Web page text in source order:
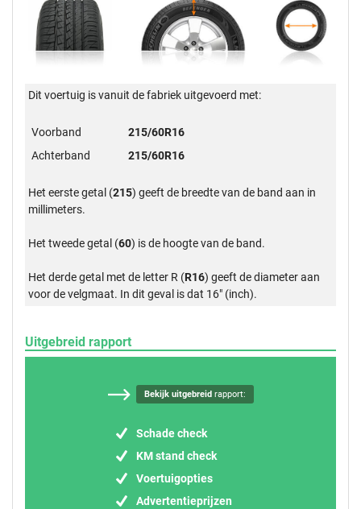
Dit voertuig is vanuit de fabriek uitgevoerd met:
Voorband
215/60R16
Achterband
215/60R16
Het eerste getal (215) geeft de breedte van de band aan in
millimeters.
Het tweede getal (60) is de hoogte van de band.
Het derde getal met de letter R (R16) geeft de diameter aan
voor de velgmaat. In dit geval is dat 16" (inch).
Uitgebreid rapport
Bekijk uitgebreid rapport:
Schade check
KM stand check
Voertuigopties
Advertentieprijzen